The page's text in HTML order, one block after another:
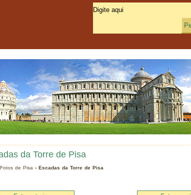
da Torre de Pisa
Fotos de Pisa › Escadas da Torre de Pisa